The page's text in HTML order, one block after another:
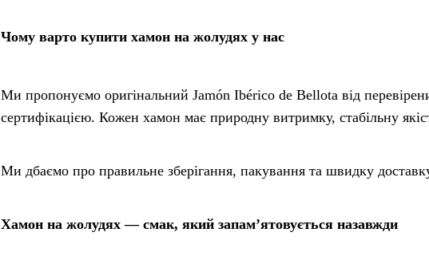
Чому варто купити хамон на жолудях у нас
Ми пропонуємо оригінальний Jamón Ibérico de Bellota від
сертифікацією. Кожен хамон має природну витримку, стабільну
Ми дбаємо про правильне зберігання, пакування та швидку
Хамон на жолудях — смак, який запам’ятовується назавжди